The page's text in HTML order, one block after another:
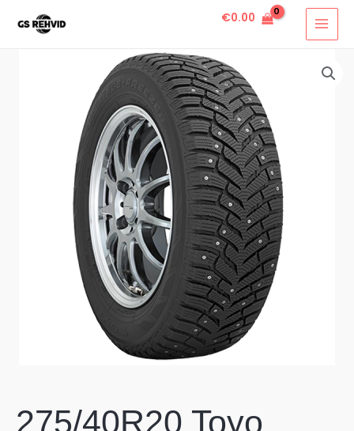
€0.00
275/40R20 Toyo